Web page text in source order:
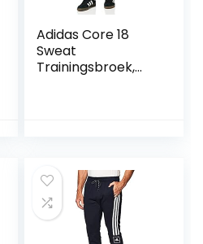
Adidas Core 18
Sweat
Trainingsbroek,